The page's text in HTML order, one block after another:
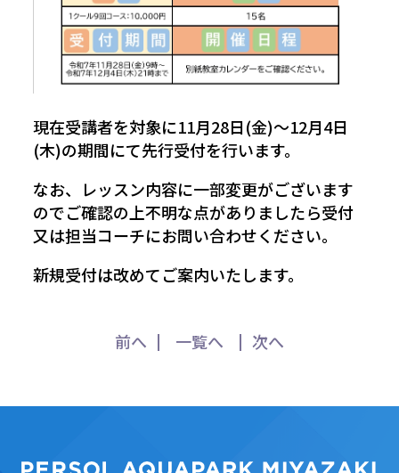
現在受講者を対象に11月28日(金)～12月4日
(木)の期間にて先行受付を行います。
なお、レッスン内容に一部変更がございます
のでご確認の上不明な点がありましたら受付
又は担当コーチにお問い合わせください。
新規受付は改めてご案内いたします。
前へ 一覧へ 次へ